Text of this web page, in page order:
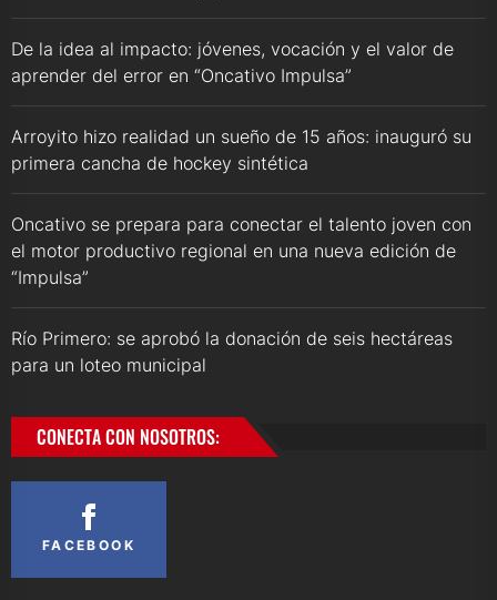
De la idea al impacto: jóvenes, vocación y el valor de
aprender del error en “Oncativo Impulsa”
Arroyito hizo realidad un sueño de 15 años: inauguró su
primera cancha de hockey sintética
Oncativo se prepara para conectar el talento joven con
el motor productivo regional en una nueva edición de
“Impulsa”
Río Primero: se aprobó la donación de seis hectáreas
para un loteo municipal
CONECTA CON NOSOTROS:
FACEBOOK